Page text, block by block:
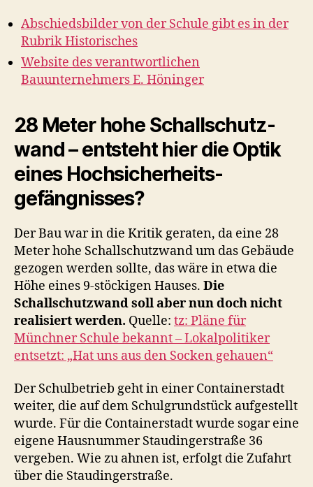
Abschiedsbilder von der Schule gibt es in der
Rubrik Historisches
Website des verantwortlichen
Bauunternehmers E. Höninger
28 Meter hohe Schallschutz­
wand – entsteht hier die Optik
eines Hochsicherheits­
gefängnisses?
Der Bau war in die Kritik geraten, da eine 28
Meter hohe Schallschutzwand um das Gebäude
gezogen werden sollte, das wäre in etwa die
Höhe eines 9-stöckigen Hauses. Die
Schallschutzwand soll aber nun doch nicht
realisiert werden. Quelle: tz: Pläne für
Münchner Schule bekannt – Lokalpolitiker
entsetzt: „Hat uns aus den Socken gehauen“
Der Schulbetrieb geht in einer Containerstadt
weiter, die auf dem Schulgrundstück aufgestellt
wurde. Für die Containerstadt wurde sogar eine
eigene Hausnummer Staudingerstraße 36
vergeben. Wie zu ahnen ist, erfolgt die Zufahrt
über die Staudingerstraße.